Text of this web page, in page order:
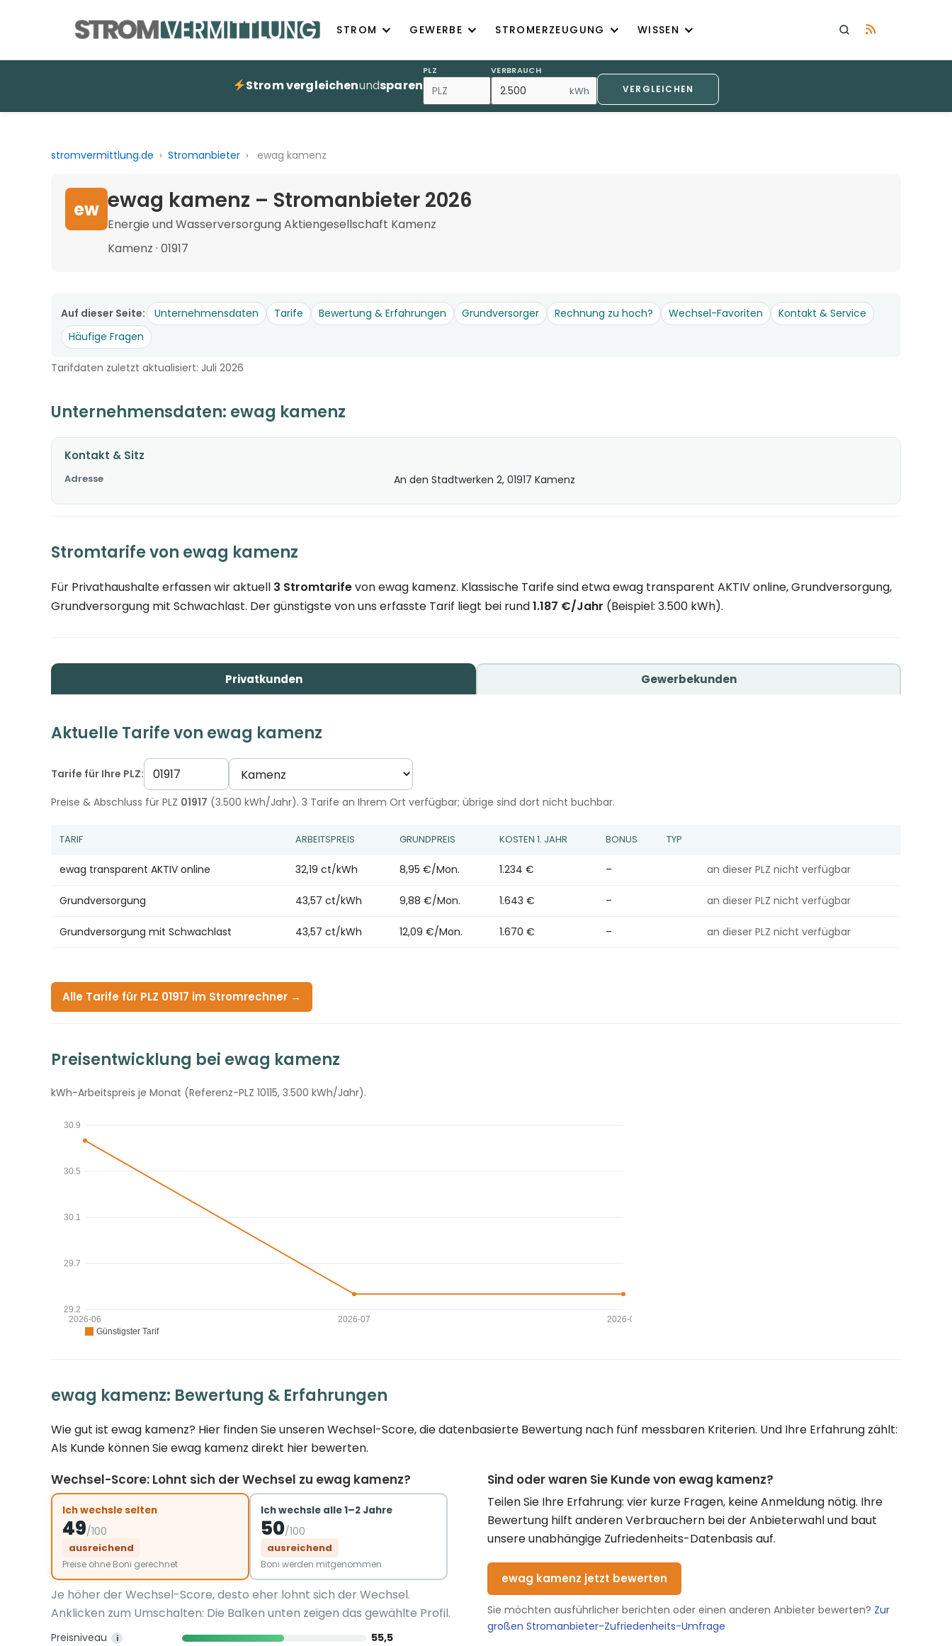
STROM GEWERBE STROMERZEUGUNG WISSEN
Strom vergleichenundsparen
PLZ VERBRAUCH
kWh VERGLEICHEN
stromvermittlung.de › Stromanbieter › ewag kamenz
ew ewag kamenz – Stromanbieter 2026
Energie und Wasserversorgung Aktiengesellschaft Kamenz
Kamenz · 01917
Auf dieser Seite: Unternehmensdaten Tarife Bewertung & Erfahrungen Grundversorger Rechnung zu hoch? Wechsel-Favoriten
Kontakt & Service
Häufige Fragen
Tarifdaten zuletzt aktualisiert: Juli 2026
Unternehmensdaten: ewag kamenz
Kontakt & Sitz
Adresse An den Stadtwerken 2, 01917 Kamenz
Stromtarife von ewag kamenz
Für Privathaushalte erfassen wir aktuell 3 Stromtarifevon ewag kamenz. Klassische Tarife sind etwa ewag transparent AKTIV online, Grundversorgung,
Grundversorgung mit Schwachlast. Der günstigste von uns erfasste Tarif liegt bei rund1.187 €/Jahr (Beispiel: 3.500 kWh).
Privatkunden Gewerbekunden
Aktuelle Tarife von ewag kamenz
Tarife für Ihre PLZ:
Preise & Abschluss für PLZ 01917 (3.500 kWh/Jahr). 3 Tarife an Ihrem Ort verfügbar; übrige sind dort nicht buchbar.
TARIF ARBEITSPREIS GRUNDPREIS KOSTEN 1. JAHR BONUS TYP
ewag transparent AKTIV online 32,19 ct/kWh 8,95 €/Mon. 1.234 € – an dieser PLZ nicht verfügbar
Grundversorgung 43,57 ct/kWh 9,88 €/Mon. 1.643 € – an dieser PLZ nicht verfügbar
Grundversorgung mit Schwachlast 43,57 ct/kWh 12,09 €/Mon. 1.670 € – an dieser PLZ nicht verfügbar
Alle Tarife für PLZ 01917 im Stromrechner →
Preisentwicklung bei ewag kamenz
kWh-Arbeitspreis je Monat (Referenz-PLZ 10115, 3.500 kWh/Jahr).
ewag kamenz: Bewertung & Erfahrungen
Wie gut ist ewag kamenz? Hier finden Sie unseren Wechsel-Score, die datenbasierte Bewertung nach fünf messbaren Kriterien. Und Ihre Erfahrung zählt:
Als Kunde können Sie ewag kamenz direkt hier bewerten.
Wechsel-Score: Lohnt sich der Wechsel zu ewag kamenz?
Ich wechsle selten
49/100
ausreichend
Preise ohne Boni gerechnet
Ich wechsle alle 1–2 Jahre
50/100
ausreichend
Boni werden mitgenommen
Je höher der Wechsel-Score, desto eher lohnt sich der Wechsel.
Anklicken zum Umschalten: Die Balken unten zeigen das gewählte Profil.
Preisniveau i
55,5
Sind oder waren Sie Kunde von ewag kamenz?
Teilen Sie Ihre Erfahrung: vier kurze Fragen, keine Anmeldung nötig. Ihre
Bewertung hilft anderen Verbrauchern bei der Anbieterwahl und baut
unsere unabhängige Zufriedenheits-Datenbasis auf.
ewag kamenz jetzt bewerten
Sie möchten ausführlicher berichten oder einen anderen Anbieter bewerten? Zur
großen Stromanbieter-Zufriedenheits-Umfrage